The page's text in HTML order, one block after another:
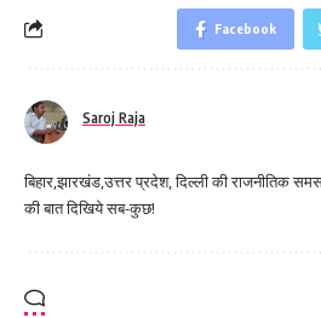
Facebook
Saroj Raja
बिहार,झारखंड,उत्तर प्रदेश, दिल्ली की राजनीतिक
की बात दिखिये सब-कुछ!